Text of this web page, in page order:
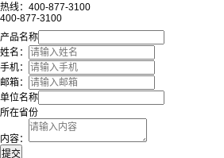
热线：400-877-3100
400-877-3100
产品名称
姓名：
手机：
邮箱：
单位名称
所在省份
内容：